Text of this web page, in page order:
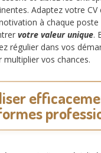
Adaptez votre CV
à chaque poste
votre valeur unique.
régulier dans vos
multiplier vos chances.